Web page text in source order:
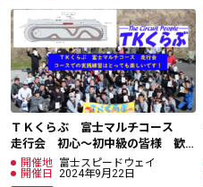
ＴＫくらぶ 富士マルチコース
走行会 初心～初中級の皆様 歓
迎！開催地 富士スピードウェイ
開催日
2024年9月22日